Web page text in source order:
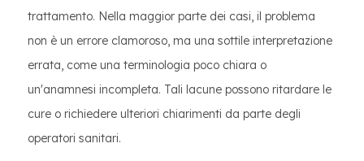
trattamento. Nella maggior parte dei casi, il problema
non è un errore clamoroso, ma una sottile interpretazione
errata, come una terminologia poco chiara o
un'anamnesi incompleta. Tali lacune possono ritardare le
cure o richiedere ulteriori chiarimenti da parte degli
operatori sanitari.